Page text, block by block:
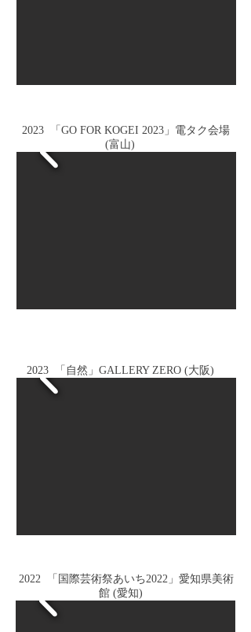
2023 「GO FOR KOGEI 2023」電タク会場
(富山)
2023 「自然」GALLERY ZERO (大阪)
2022 「国際芸術祭あいち2022」愛知県美術
館 (愛知)